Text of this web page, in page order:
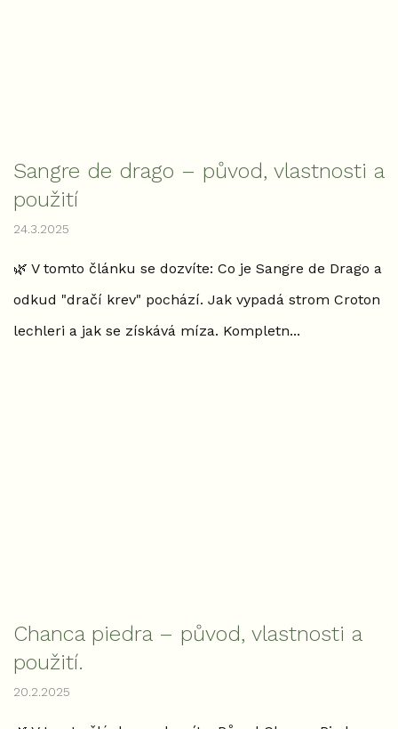
Sangre de drago – původ, vlastnosti a
použití
24.3.2025
🌿 V tomto článku se dozvíte: Co je Sangre de Drago a
odkud "dračí krev" pochází. Jak vypadá strom Croton
lechleri a jak se získává míza. Kompletn...
Chanca piedra – původ, vlastnosti a
použití.
20.2.2025